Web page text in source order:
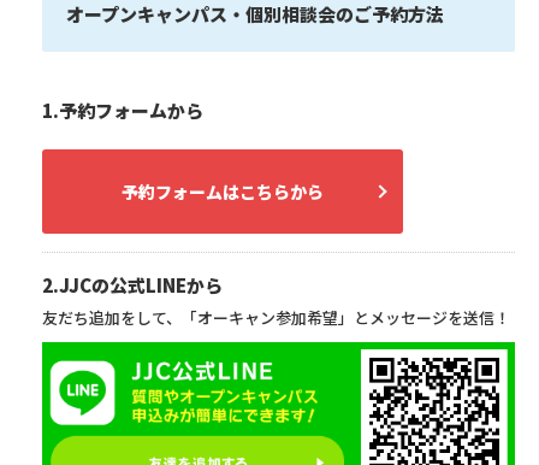
オープンキャンパス・個別相談会のご予約方法
1.予約フォームから
予約フォームはこちらから
2.JJCの公式LINEから
友だち追加をして、「オーキャン参加希望」とメッセージを送信！